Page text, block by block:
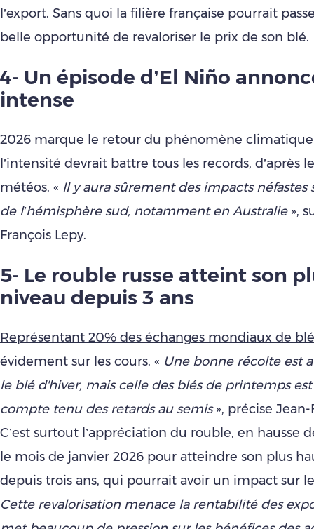
l’export. Sans quoi la filière française pourrait
belle opportunité de revaloriser le prix de son blé.
4- Un épisode d’El Niño
intense
2026 marque le retour du phénomène
l’intensité devrait battre tous les records, d’après
météos. « Il y aura sûrement des impacts néfastes
de l’hémisphère sud, notamment en Australie»,
François Lepy.
5- Le rouble russe atteint son
niveau depuis 3 ans
Représentant 20% des échanges mondiaux de blé
évidement sur les cours. « Une bonne récolte est
le blé d'hiver, mais celle des blés de printemps
compte tenu des retards au semis», précise Jean-
C’est surtout l’appréciation du rouble, en hausse
le mois de janvier 2026 pour atteindre son plus
depuis trois ans, qui pourrait avoir un impact sur
Cette revalorisation menace la rentabilité des